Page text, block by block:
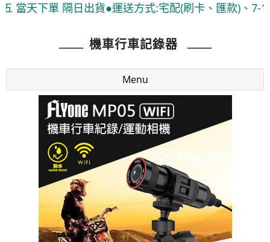
出貨●運送方式:宅配(刷卡、匯款)、7-11貨到付款 ●
機車行車記錄器
Menu